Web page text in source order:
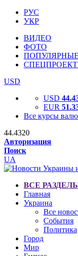
РУС
УКР
ВИДЕО
ФОТО
ПОПУЛЯРНЫЕ
USD
USD
EUR
Все курсы
44.4320
Авторизация
Поиск
UA
ВСЕ
Главная
Украина
Все
События
Политика
Город
Мир